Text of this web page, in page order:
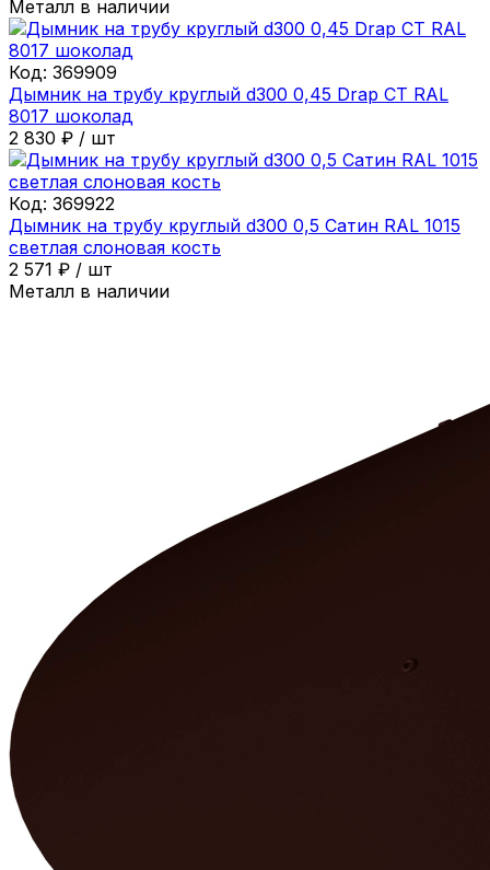
Металл в наличии
Код: 369909
Дымник на трубу круглый d300 0,45 Drap СТ RAL
8017 шоколад
2 830 ₽ / шт
Код: 369922
Дымник на трубу круглый d300 0,5 Сатин RAL 1015
светлая слоновая кость
2 571 ₽ / шт
Металл в наличии